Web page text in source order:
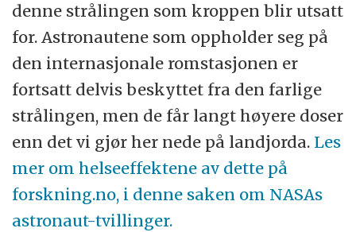
denne strålingen som kroppen blir utsatt
for. Astronautene som oppholder seg på
den internasjonale romstasjonen er
fortsatt delvis beskyttet fra den farlige
strålingen, men de får langt høyere doser
enn det vi gjør her nede på landjorda. Les
mer om helseeffektene av dette på
forskning.no, i denne saken om NASAs
astronaut-tvillinger.